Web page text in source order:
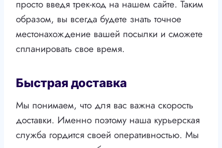
просто введя трек-код на нашем сайте. Таким
образом, вы всегда будете знать точное
местонахождение вашей посылки и сможете
спланировать свое время.
Быстрая доставка
Мы понимаем, что для вас важна скорость
доставки. Именно поэтому наша курьерская
служба гордится своей оперативностью. Мы